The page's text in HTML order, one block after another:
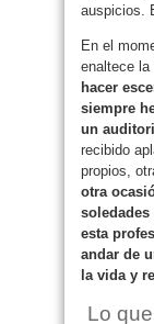
auspicios.
En el
enaltece la
hacer
siempre
un
recibido
propios,
otra
soledades
esta
andar de
la vida y
Lo